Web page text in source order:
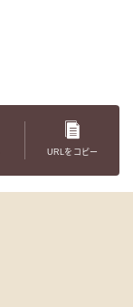
URLをコピー